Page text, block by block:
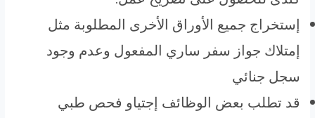
إستخراج جميع الأوراق الأخرى المطلوبة مثل
إمتلاك جواز سفر ساري المفعول وعدم وجود
سجل جنائي
قد تطلب بعض الوظائف إجتياو فحص طبي